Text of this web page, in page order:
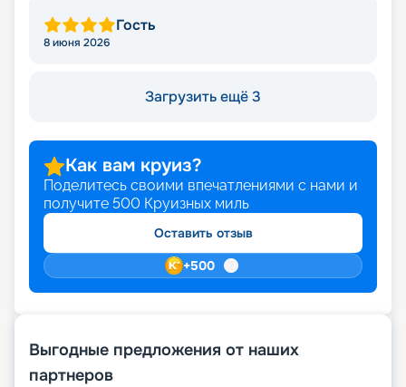
Гость
8 июня 2026
Загрузить ещё 3
Как вам круиз?
Поделитесь своими впечатлениями с нами и
получите 500 Круизных миль
Оставить отзыв
+500
Выгодные предложения от наших
партнеров